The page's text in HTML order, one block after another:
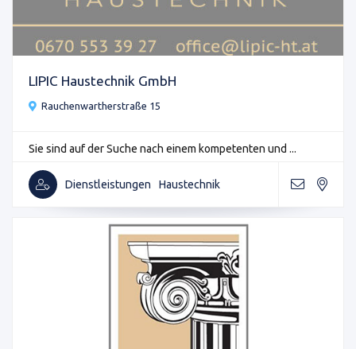
LIPIC Haustechnik GmbH
Rauchenwartherstraße 15
Sie sind auf der Suche nach einem kompetenten und ...
Dienstleistungen Haustechnik